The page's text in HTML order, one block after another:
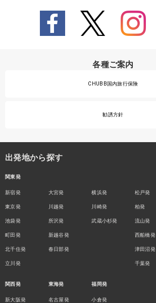
各種ご案内
CHUBB国内旅行保険
勧誘方針
出発地から探す
関東発
新宿発
東京発
池袋発
町田発
北千住発
立川発
大宮発
川越発
所沢発
新越谷発
春日部発
横浜発
川崎発
武蔵小杉発
松戸発
柏発
流山発
西船橋発
津田沼発
千葉発
関西発
新大阪発
東海発
名古屋発
福岡発
小倉発